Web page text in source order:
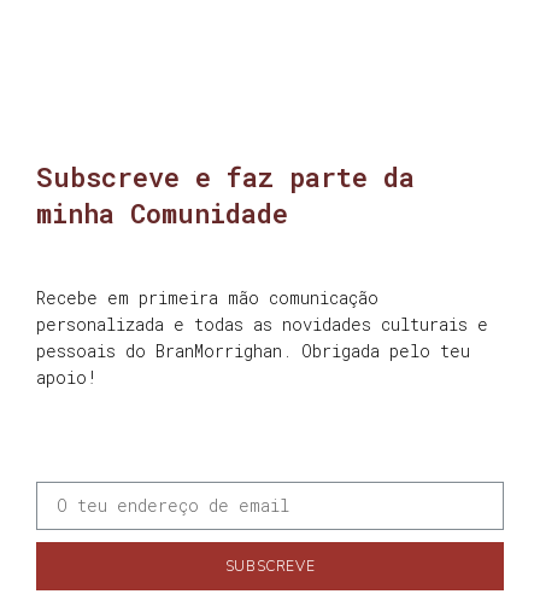
Subscreve e faz parte da
minha Comunidade
Recebe em primeira mão comunicação
personalizada e todas as novidades culturais e
pessoais do BranMorrighan. Obrigada pelo teu
apoio!
SUBSCREVE